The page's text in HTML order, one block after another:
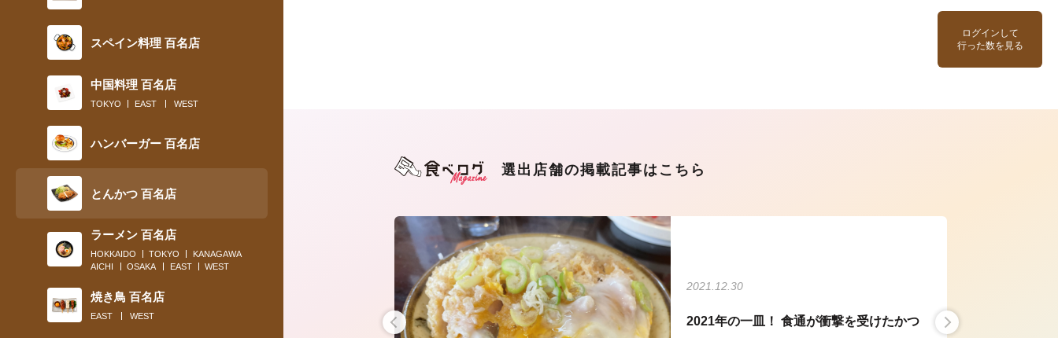
スペイン料理 百名店
中国料理 百名店
TOKYO EAST WEST
ハンバーガー 百名店
とんかつ 百名店
ラーメン 百名店
HOKKAIDO TOKYO
KANAGAWA
AICHI
OSAKA EAST WEST
焼き鳥 百名店
EAST WEST
ログインして
行った数を見る
選出店舗の掲載記事はこちら
2019.11.28
〈食通の昼メシ〉食べログフォロワー数No.1の食通
2021.12.30
2021年の一皿！ 食通が衝撃を受けたかつ